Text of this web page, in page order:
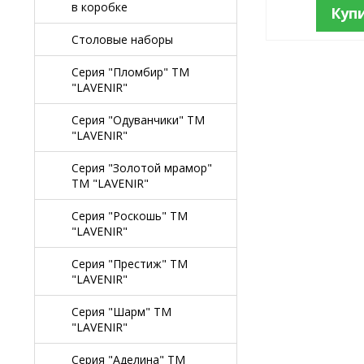
в коробке
Столовые наборы
Серия "Пломбир" TM
"LAVENIR"
Серия "Одуванчики" TM
"LAVENIR"
Серия "Золотой мрамор"
TM "LAVENIR"
Серия "Роскошь" TM
"LAVENIR"
Серия "Престиж" ТМ
"LAVENIR"
Серия "Шарм" ТМ
"LAVENIR"
Серия "Аделина" TM